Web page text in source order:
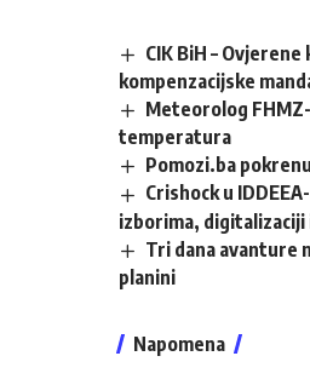
CIK BiH –
kompenzacijske
Meteorolog
temperatura
Pomozi.ba
Crishock u
izborima,
Tri dana avanture
planini
Napomena